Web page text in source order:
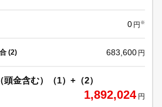
0 円 ※
(2) 683,600 円
金含む）（1）+（2）
1,892,024 円